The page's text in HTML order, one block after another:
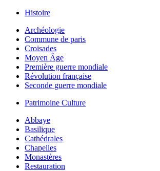
Histoire
Archéologie
Commune de paris
Croisades
Moyen Âge
Première guerre mondiale
Révolution française
Seconde guerre mondiale
Patrimoine Culture
Abbaye
Basilique
Cathédrales
Chapelles
Monastères
Restauration